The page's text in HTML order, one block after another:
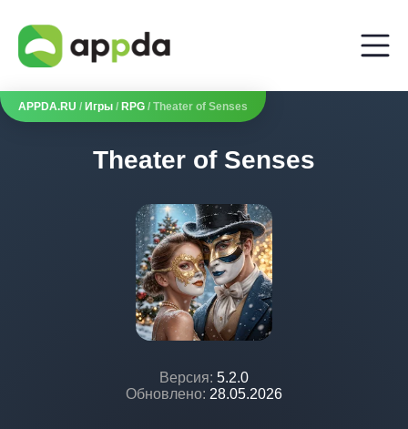
APPDA.RU / Игры / RPG / Theater of Senses
Theater of Senses
Версия: 5.2.0
Обновлено: 28.05.2026